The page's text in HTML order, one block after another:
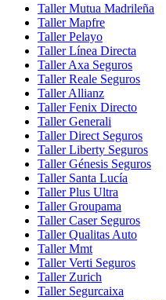
Taller Mutua Madrileña
Taller Mapfre
Taller Pelayo
Taller Línea Directa
Taller Axa Seguros
Taller Reale Seguros
Taller Allianz
Taller Fenix Directo
Taller Generali
Taller Direct Seguros
Taller Liberty Seguros
Taller Génesis Seguros
Taller Santa Lucía
Taller Plus Ultra
Taller Groupama
Taller Caser Seguros
Taller Qualitas Auto
Taller Mmt
Taller Verti Seguros
Taller Zurich
Taller Segurcaixa